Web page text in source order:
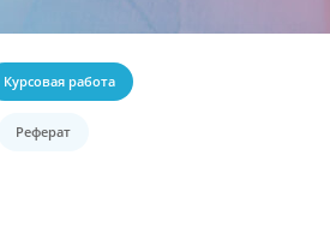
Курсовая работа
Реферат